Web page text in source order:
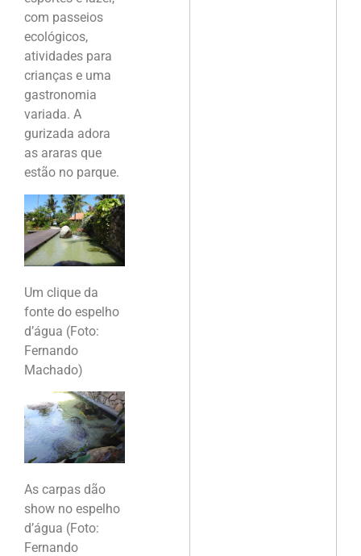
com passeios
ecológicos,
atividades para
crianças e uma
gastronomia
variada. A
gurizada adora
as araras que
estão no parque.
Um clique da
fonte do espelho
d’água (Foto:
Fernando
Machado)
As carpas dão
show no espelho
d’água (Foto:
Fernando